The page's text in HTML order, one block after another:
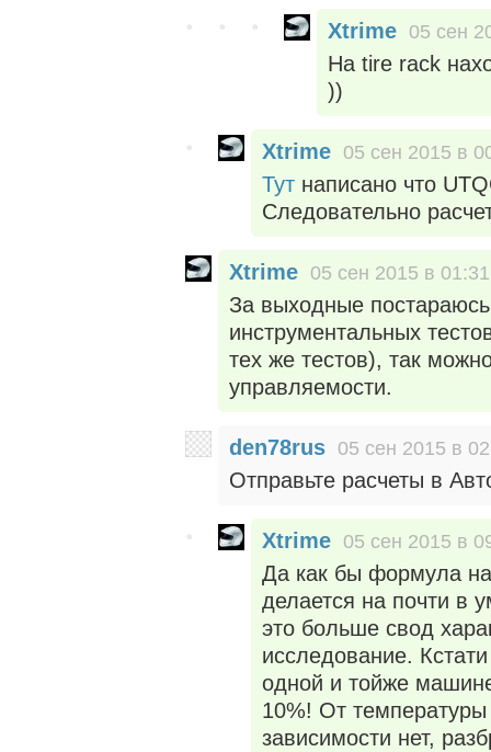
Xtrime 05 сен
На tire rack
))
Xtrime 05 сен 2015 в
Тут написано что
Следовательно
Xtrime 05 сен 2015 в 01:31
За выходные
инструментальных
тех же тестов), так
управляемости.
den78rus 05 сен 2015 в
Отправьте расчеты в
Xtrime 05 сен 2015 в
Да как бы формула
делается на почти в
это больше свод
исследование.
одной и тойже
10%! От
зависимости нет,